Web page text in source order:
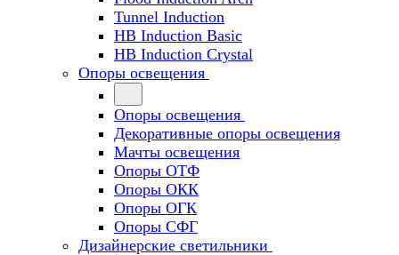
Tunnel Induction
HB Induction Basic
HB Induction Crystal
Опоры освещения
Опоры освещения
Декоративные опоры освещения
Мачты освещения
Опоры ОТФ
Опоры ОКК
Опоры ОГК
Опоры СФГ
Дизайнерские светильники